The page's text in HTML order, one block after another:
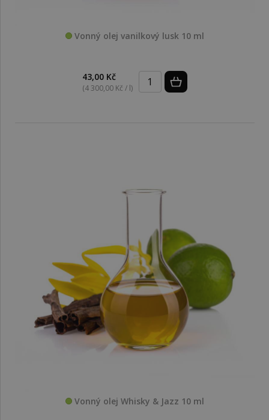
Vonný olej vanilkový lusk 10 ml
43,00 Kč
(4 300,00 Kč / l)
Vonný olej Whisky & Jazz 10 ml